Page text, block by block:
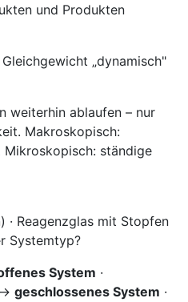
und Produkten
„dynamisch"
weiterhin ablaufen – nur
Makroskopisch:
ständige
Reagenzglas mit Stopfen
Systemtyp?
System ·
geschlossenes System ·